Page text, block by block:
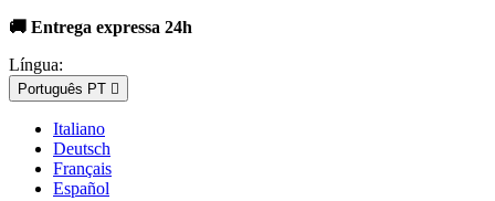
🚚 Entrega expressa 24h
Língua:
Português PT 
Italiano
Deutsch
Français
Español